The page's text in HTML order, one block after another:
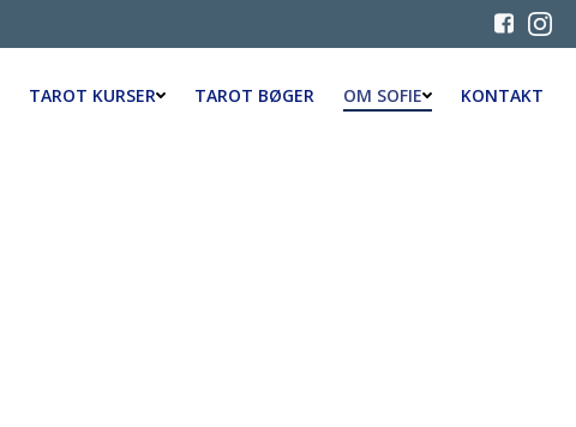
TAROT KURSER TAROT BØGER OM SOFIE KONTAKT